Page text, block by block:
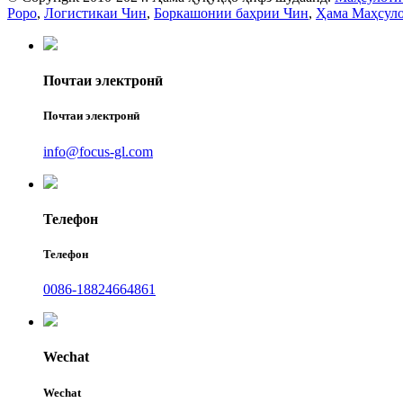
Роро, Логистикаи Чин, Боркашонии баҳрии Чин, Ҳама
Почтаи электронӣ
Почтаи электронӣ
info@focus-gl.com
Телефон
Телефон
0086-18824664861
Wechat
Wechat